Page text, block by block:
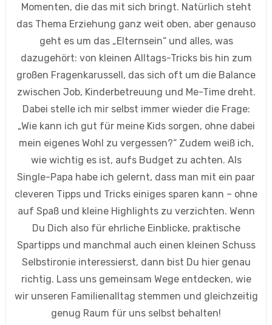
Momenten, die das mit sich bringt. Natürlich steht
das Thema Erziehung ganz weit oben, aber genauso
geht es um das „Elternsein“ und alles, was
dazugehört: von kleinen Alltags-Tricks bis hin zum
großen Fragenkarussell, das sich oft um die Balance
zwischen Job, Kinderbetreuung und Me-Time dreht.
Dabei stelle ich mir selbst immer wieder die Frage:
„Wie kann ich gut für meine Kids sorgen, ohne dabei
mein eigenes Wohl zu vergessen?“ Zudem weiß ich,
wie wichtig es ist, aufs Budget zu achten. Als
Single-Papa habe ich gelernt, dass man mit ein paar
cleveren Tipps und Tricks einiges sparen kann – ohne
auf Spaß und kleine Highlights zu verzichten. Wenn
Du Dich also für ehrliche Einblicke, praktische
Spartipps und manchmal auch einen kleinen Schuss
Selbstironie interessierst, dann bist Du hier genau
richtig. Lass uns gemeinsam Wege entdecken, wie
wir unseren Familienalltag stemmen und gleichzeitig
genug Raum für uns selbst behalten!